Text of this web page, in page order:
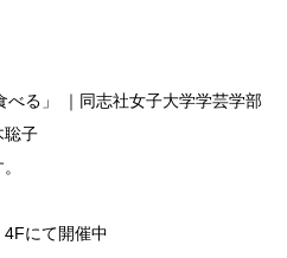
る」 ｜同志社女子大学学芸学部
聡子
にて開催中